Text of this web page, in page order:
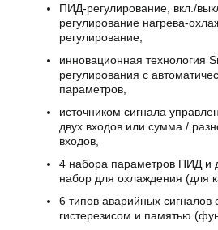
ПИД-регулирование, вкл./
регулирование нагрева-
регулирование,
инновационная технология
регулирования с
параметров,
источником сигнала
двух входов или сумма /
входов,
4 набора параметров ПИД и
набор для охлаждения (для
6 типов аварийных
гистерезисом и памятью